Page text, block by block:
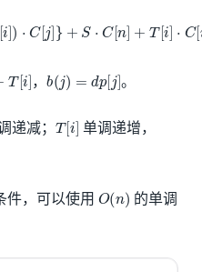
[i] C[j]} S C n]+T ] C[i]
，b ( j) [ ] 。
递减； T[i] 单调递增，
件，可以使用 O(n ) 的单调